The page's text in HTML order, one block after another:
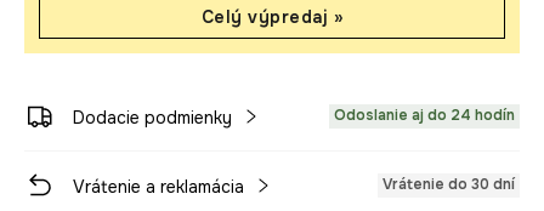
Celý výpredaj »
Dodacie podmienky Odoslanie aj do 24 hodín
Vrátenie a reklamácia Vrátenie do 30 dní